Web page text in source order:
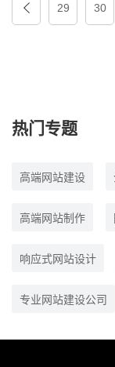
29 30
热门专题
高端网站建设
高端网站制作
响应式网站设计
专业网站建设公司